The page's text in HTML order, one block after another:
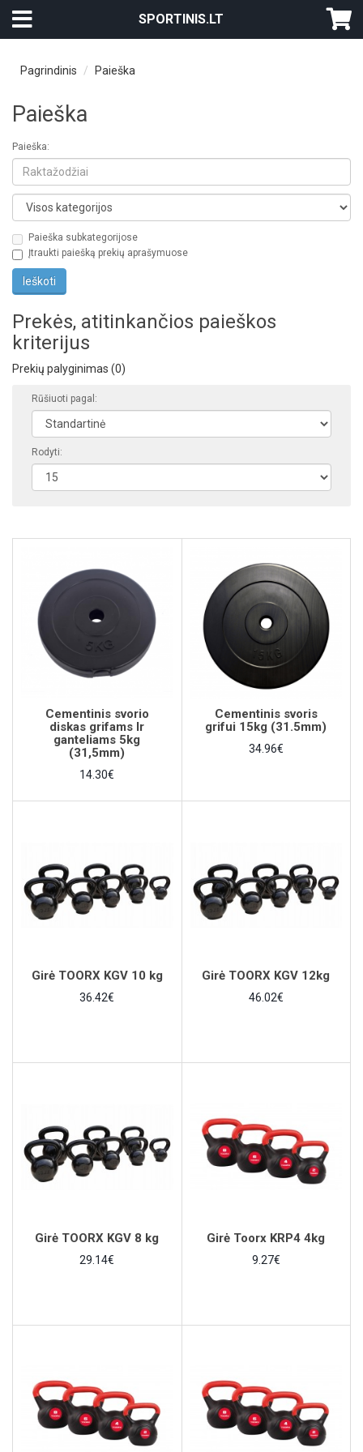
SPORTINIS.LT
Pagrindinis Paieška
Paieška
Paieška:
Paieška subkategorijose
Įtraukti paiešką prekių aprašymuose
Prekės, atitinkančios paieškos
kriterijus
Prekių palyginimas (0)
Rūšiuoti pagal:
Rodyti:
Cementinis svorio
diskas grifams Ir
ganteliams 5kg
(31,5mm)
14.30€
Cementinis svoris
grifui 15kg (31.5mm)
34.96€
Girė TOORX KGV 10 kg
36.42€
Girė TOORX KGV 12kg
46.02€
Girė TOORX KGV 8 kg
29.14€
Girė Toorx KRP4 4kg
9.27€